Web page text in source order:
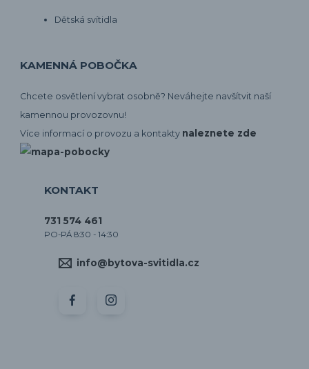
Dětská svítidla
KAMENNÁ POBOČKA
Chcete osvětlení vybrat osobně? Neváhejte navšítvit naší
kamennou provozovnu!
Více informací o provozu a kontakty naleznete zde
KONTAKT
731 574 461
PO-PÁ 8:30 - 14:30
info@bytova-svitidla.cz